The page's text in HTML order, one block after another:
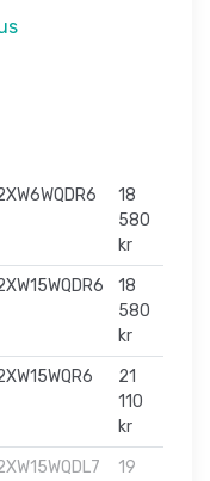
18
580
kr
18
580
kr
21
110
kr
19